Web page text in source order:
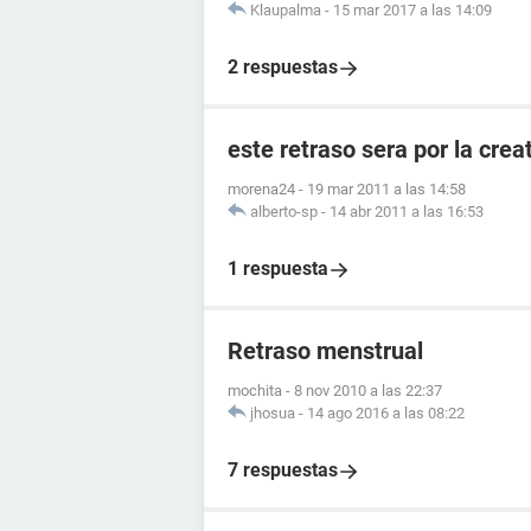
Klaupalma - 15 mar 2017 a las 14:09
2 respuestas
este retraso sera por la
morena24 - 19 mar 2011 a las 14:58
alberto-sp - 14 abr 2011 a las 16:53
1 respuesta
Retraso menstrual
mochita - 8 nov 2010 a las 22:37
jhosua - 14 ago 2016 a las 08:22
7 respuestas